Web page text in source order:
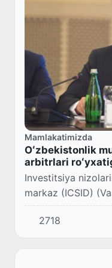
Mamlakatimizda
Oʻzbekistonlik
arbitrlari
Investitsiya
markaz (ICSID)
eng mashhur
2718